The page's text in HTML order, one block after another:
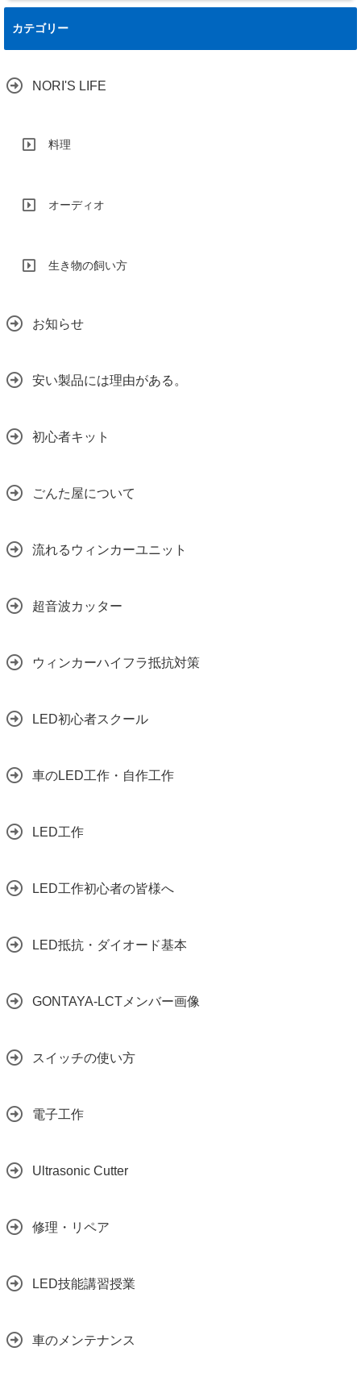
カテゴリー
NORI'S LIFE
料理
オーディオ
生き物の飼い方
お知らせ
安い製品には理由がある。
初心者キット
ごんた屋について
流れるウィンカーユニット
超音波カッター
ウィンカーハイフラ抵抗対策
LED初心者スクール
車のLED工作・自作工作
LED工作
LED工作初心者の皆様へ
LED抵抗・ダイオード基本
GONTAYA-LCTメンバー画像
スイッチの使い方
電子工作
Ultrasonic Cutter
修理・リペア
LED技能講習授業
車のメンテナンス